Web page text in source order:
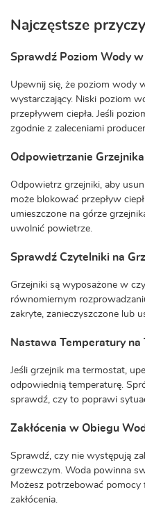
Najczęstsze
Sprawdź Poziom Wody
Upewnij się, że poziom wody
wystarczający. Niski poziom
przepływem ciepła. Jeśli
zgodnie z zaleceniami
Odpowietrzanie Grzejnika
Odpowietrz grzejniki, aby
może blokować przepływ
umieszczone na górze
uwolnić powietrze.
Sprawdź Czytelniki na
Grzejniki są wyposażone w
równomiernym
zakryte, zanieczyszczone lub
Nastawa Temperatury na
Jeśli grzejnik ma termostat,
odpowiednią temperaturę.
sprawdź, czy to poprawi
Zakłócenia w Obiegu
Sprawdź, czy nie występują
grzewczym. Woda powinna
Możesz potrzebować
zakłócenia.